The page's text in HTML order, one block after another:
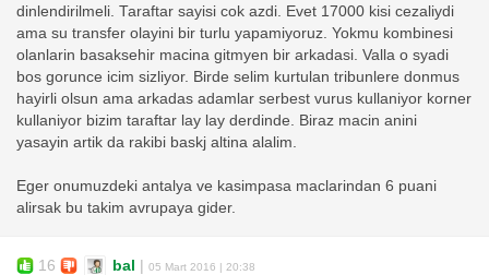
dinlendirilmeli. Taraftar sayisi cok azdi. Evet 17000 kisi cezaliydi
ama su transfer olayini bir turlu yapamiyoruz. Yokmu kombinesi
olanlarin basaksehir macina gitmyen bir arkadasi. Valla o syadi
bos gorunce icim sizliyor. Birde selim kurtulan tribunlere donmus
hayirli olsun ama arkadas adamlar serbest vurus kullaniyor korner
kullaniyor bizim taraftar lay lay derdinde. Biraz macin anini
yasayin artik da rakibi baskj altina alalim.
Eger onumuzdeki antalya ve kasimpasa maclarindan 6 puani
alirsak bu takim avrupaya gider.
16 bal 05 Mart 2016 | 20:38